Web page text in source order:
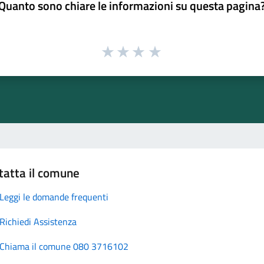
sono chiare le informazioni su questa
il comune
Leggi le domande frequenti
Richiedi Assistenza
Chiama il comune 080 3716102